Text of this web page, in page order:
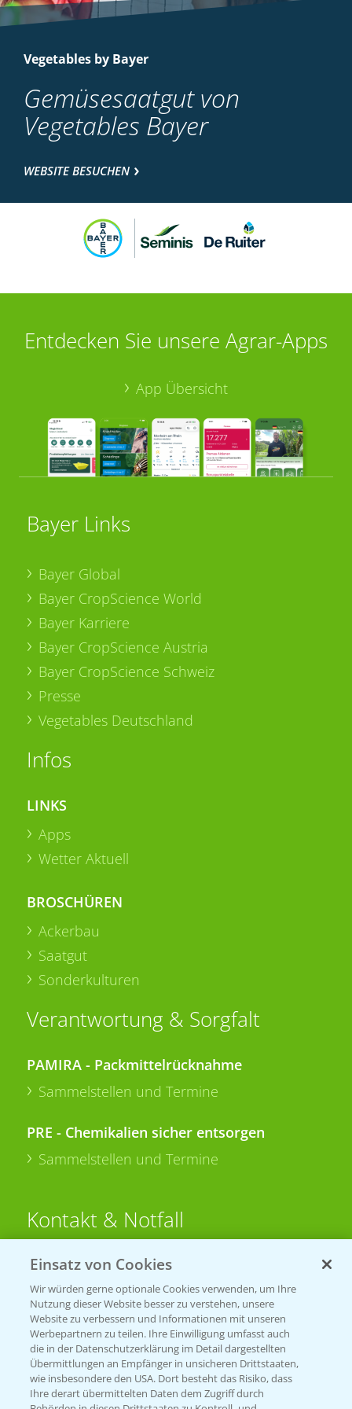
Vegetables by Bayer
Gemüsesaatgut von
Vegetables Bayer
WEBSITE BESUCHEN
Entdecken Sie unsere Agrar-Apps
App Übersicht
Bayer Links
Bayer Global
Bayer CropScience World
Bayer Karriere
Bayer CropScience Austria
Bayer CropScience Schweiz
Presse
Vegetables Deutschland
Infos
LINKS
Apps
Wetter Aktuell
BROSCHÜREN
Ackerbau
Saatgut
Sonderkulturen
Verantwortung & Sorgfalt
PAMIRA - Packmittelrücknahme
Sammelstellen und Termine
PRE - Chemikalien sicher entsorgen
Sammelstellen und Termine
Kontakt & Notfall
Beratung auf WhatsApp
T.+49 (0)174 346 564 1
KONTAKT
Hilfe in Notfällen
T.+49 (0)214/30-20220
Einsatz von Cookies
Wir würden gerne optionale Cookies verwenden, um Ihre
Nutzung dieser Website besser zu verstehen, unsere
Website zu verbessern und Informationen mit unseren
Werbepartnern zu teilen. Ihre Einwilligung umfasst auch
die in der Datenschutzerklärung im Detail dargestellten
Übermittlungen an Empfänger in unsicheren Drittstaaten,
wie insbesondere den USA. Dort besteht das Risiko, dass
Ihre derart übermittelten Daten dem Zugriff durch